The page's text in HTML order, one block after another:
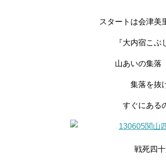
スタートは会津美
『大内宿こぶ
山あいの集
集落を抜
すぐにある
戦死四